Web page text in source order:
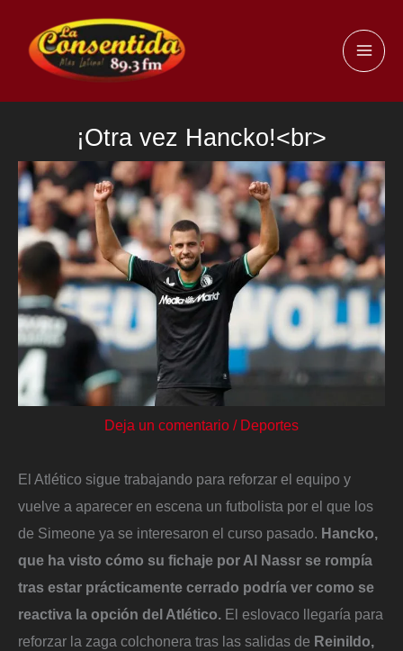
contenido
¡Otra vez Hancko!<br>
Deja un comentario / Deportes
El Atlético sigue trabajando para reforzar el equipo y
vuelve a aparecer en escena un futbolista por el que los
de Simeone ya se interesaron el curso pasado. Hancko,
que ha visto cómo su fichaje por Al Nassr se rompía
tras estar prácticamente cerrado podría ver como se
reactiva la opción del Atlético. El eslovaco llegaría para
reforzar la zaga colchonera tras las salidas de Reinildo,